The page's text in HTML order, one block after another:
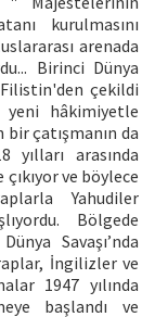
kurulmasını
arenada
Birinci Dünya
Filistin'den çekildi
hâkimiyetle
çatışmanın da
arasında
ve böylece
Yahudiler
Bölgede
Savaşı’nda
İngilizler ve
1947 yılında
başlandı ve